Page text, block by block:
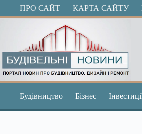
ПерейтиПРО САЙТ КАРТА САЙТУ
Будівництво Бізнес